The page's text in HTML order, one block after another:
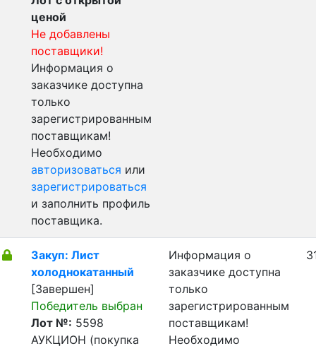
ценой
Не добавлены
поставщики!
Информация о
заказчике доступна
только
зарегистрированным
поставщикам!
Необходимо
авторизоваться или
зарегистрироваться
и заполнить профиль
поставщика.
Закуп: Лист
холоднокатанный
[Завершен]
Победитель выбран
Лот №: 5598
АУКЦИОН (покупка
Информация о
заказчике доступна
только
зарегистрированным
поставщикам!
Необходимо